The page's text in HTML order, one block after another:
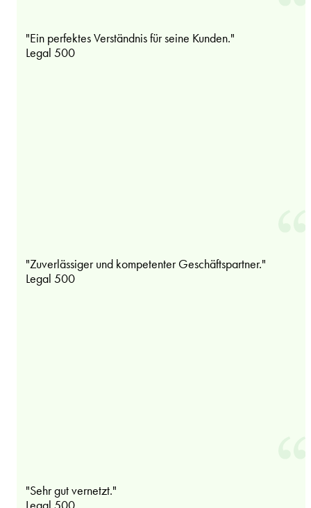
"Ein perfektes Verständnis für seine Kunden."
Legal 500
"Zuverlässiger und kompetenter Geschäftspartner."
Legal 500
"Sehr gut vernetzt."